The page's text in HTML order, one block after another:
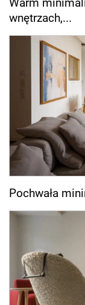
Warm
wnętrzach,...
Pochwała